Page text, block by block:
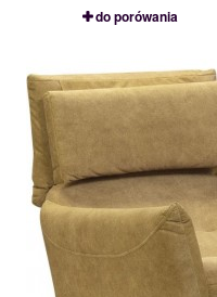
do porówania
119678